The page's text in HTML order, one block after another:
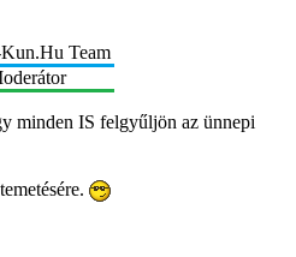
Team
minden IS felgyűljön az ünnepi